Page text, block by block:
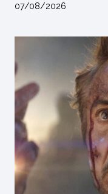
07/08/2026